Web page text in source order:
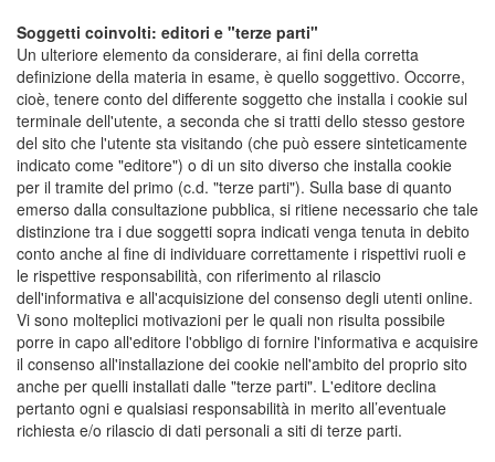
Soggetti coinvolti: editori e "terze parti"
Un ulteriore elemento da considerare, ai fini della corretta
definizione della materia in esame, è quello soggettivo. Occorre,
cioè, tenere conto del differente soggetto che installa i cookie sul
terminale dell'utente, a seconda che si tratti dello stesso gestore
del sito che l'utente sta visitando (che può essere sinteticamente
indicato come "editore") o di un sito diverso che installa cookie
per il tramite del primo (c.d. "terze parti"). Sulla base di quanto
emerso dalla consultazione pubblica, si ritiene necessario che tale
distinzione tra i due soggetti sopra indicati venga tenuta in debito
conto anche al fine di individuare correttamente i rispettivi ruoli e
le rispettive responsabilità, con riferimento al rilascio
dell'informativa e all'acquisizione del consenso degli utenti online.
Vi sono molteplici motivazioni per le quali non risulta possibile
porre in capo all'editore l'obbligo di fornire l'informativa e acquisire
il consenso all'installazione dei cookie nell'ambito del proprio sito
anche per quelli installati dalle "terze parti". L'editore declina
pertanto ogni e qualsiasi responsabilità in merito all’eventuale
richiesta e/o rilascio di dati personali a siti di terze parti.